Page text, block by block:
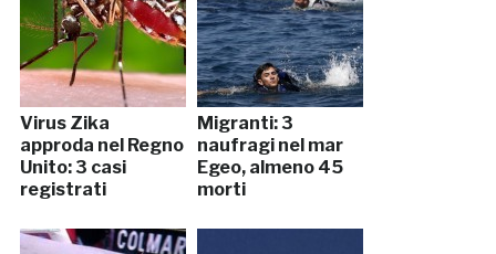
Virus Zika
approda nel Regno
Unito: 3 casi
registrati
Migranti: 3
naufragi nel mar
Egeo, almeno 45
morti